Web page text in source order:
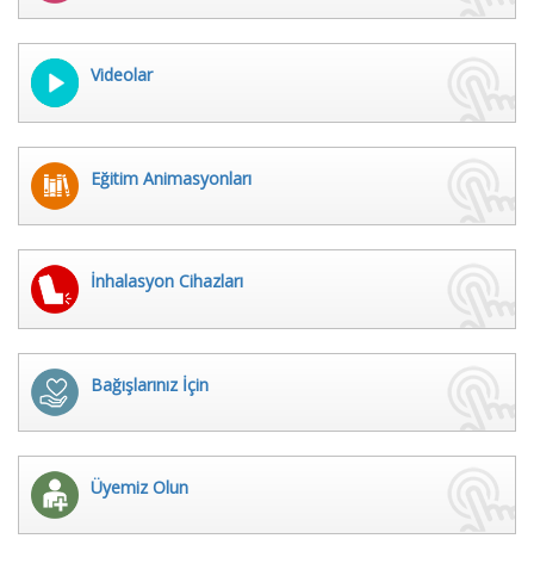
Videolar
Eğitim Animasyonları
İnhalasyon Cihazları
Bağışlarınız İçin
Üyemiz Olun